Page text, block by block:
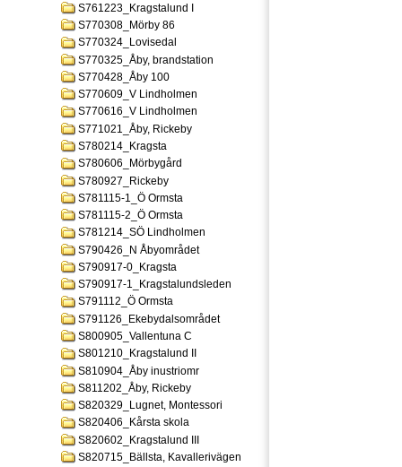
S761223_Kragstalund I
S770308_Mörby 86
S770324_Lovisedal
S770325_Åby, brandstation
S770428_Åby 100
S770609_V Lindholmen
S770616_V Lindholmen
S771021_Åby, Rickeby
S780214_Kragsta
S780606_Mörbygård
S780927_Rickeby
S781115-1_Ö Ormsta
S781115-2_Ö Ormsta
S781214_SÖ Lindholmen
S790426_N Åbyområdet
S790917-0_Kragsta
S790917-1_Kragstalundsleden
S791112_Ö Ormsta
S791126_Ekebydalsområdet
S800905_Vallentuna C
S801210_Kragstalund II
S810904_Åby inustriomr
S811202_Åby, Rickeby
S820329_Lugnet, Montessori
S820406_Kårsta skola
S820602_Kragstalund III
S820715_Bällsta, Kavallerivägen